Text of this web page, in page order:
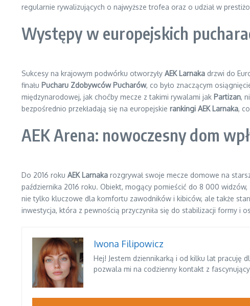
regularnie rywalizujących o najwyższe trofea oraz o udział w
Występy w europejskich
Sukcesy na krajowym podwórku otworzyły AEK Larnaka drzwi do
finału Pucharu Zdobywców Pucharów, co było znaczącym
międzynarodowej, jak choćby mecze z takimi rywalami jak Partizan,
bezpośrednio przekładają się na europejskie rankingi AEK Larnaka,
AEK Arena: nowoczesny dom
Do 2016 roku AEK Larnaka rozgrywał swoje mecze domowe na
października 2016 roku. Obiekt, mogący pomieścić do 8 000
nie tylko kluczowe dla komfortu zawodników i kibiców, ale także
inwestycja, która z pewnością przyczyniła się do stabilizacji formy i
Iwona Filipowicz
Hej! Jestem dziennikarką i od kilku lat pracuję
pozwala mi na codzienny kontakt z